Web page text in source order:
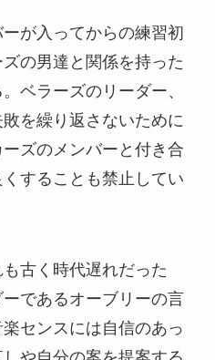
が入ってからの練習初
の男達と関係を持った
ベラーズのリーダー、
を繰り返さないために
ズのメンバーと付き合
することも禁止してい
古く時代遅れだった
であるオーブリーの言
センスには自信のあっ